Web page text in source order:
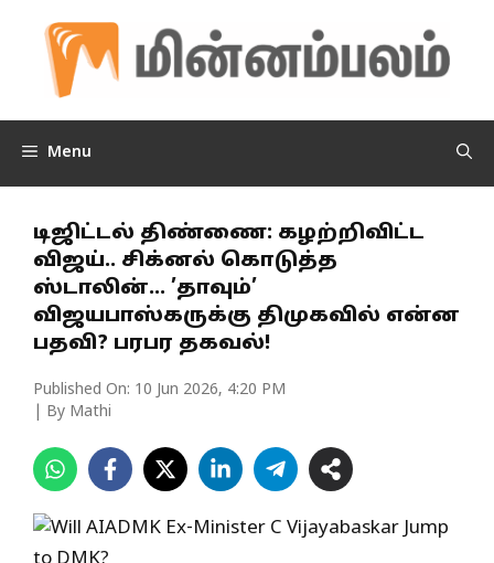
content
Menu
டிஜிட்டல் திண்ணை: கழற்றிவிட்ட
விஜய்.. சிக்னல் கொடுத்த
ஸ்டாலின்… ’தாவும்’
விஜயபாஸ்கருக்கு திமுகவில் என்ன
பதவி? பரபர தகவல்!
Published On: 10 Jun 2026, 4:20 PM
| By Mathi